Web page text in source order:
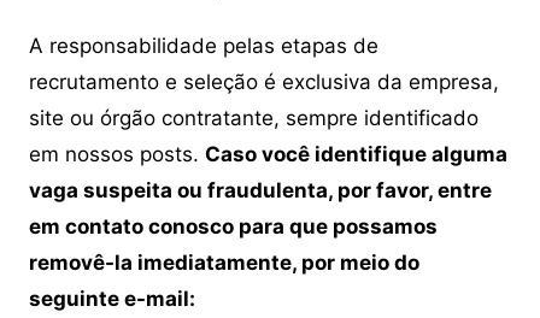
A responsabilidade pelas etapas de
recrutamento e seleção é exclusiva da empresa,
site ou órgão contratante, sempre identificado
em nossos posts. Caso você identifique alguma
vaga suspeita ou fraudulenta, por favor, entre
em contato conosco para que possamos
removê-la imediatamente, por meio do
seguinte e-mail: